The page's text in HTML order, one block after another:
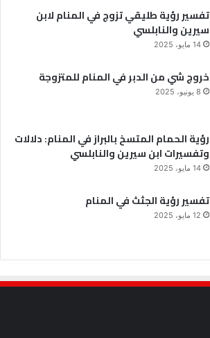
تفسير رؤية طليقي تزوج في المنام لابن
سيرين والنابلسي
14 مايو، 2025
خروج شي من الدبر في المنام للمتزوجة
8 يونيو، 2025
رؤية الحمام المتسخ بالبراز في المنام: دلالات
وتفسيرات ابن سيرين والنابلسي
14 مايو، 2025
تفسير رؤية الجثث في المنام
12 مايو، 2025